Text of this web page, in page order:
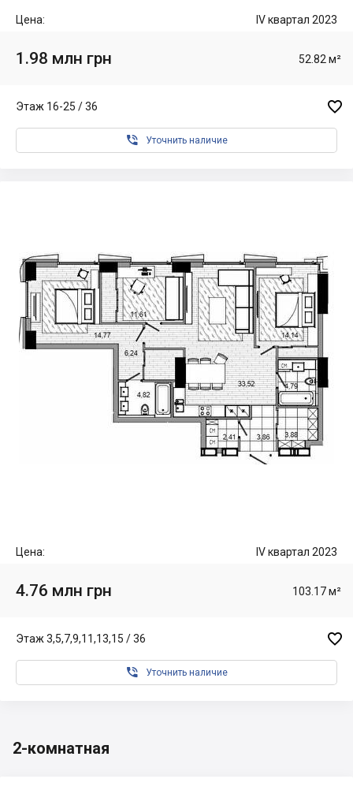
Цена: IV квартал 2023
1.98 млн грн 52.82 м²
Этаж 16-25 / 36 
 Уточнить наличие
Цена: IV квартал 2023
4.76 млн грн 103.17 м²
Этаж 3,5,7,9,11,13,15 / 36 
 Уточнить наличие
2-комнатная